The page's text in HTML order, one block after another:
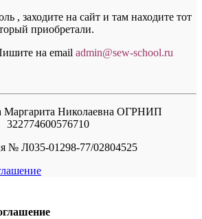
, заходите на сайт и там находите тот
приобретали.
на email admin@sew-school.ru
Маргарита Николаевна ОГРНИП
322774600576710
№ Л035-01298-77/02804525